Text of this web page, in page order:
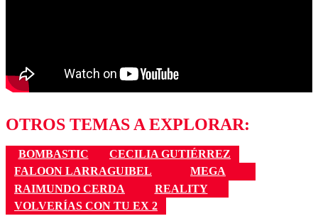
OTROS TEMAS A EXPLORAR:
BOMBASTIC
CECILIA GUTIÉRREZ
FALOON LARRAGUIBEL
MEGA
RAIMUNDO CERDA
REALITY
VOLVERÍAS CON TU EX 2